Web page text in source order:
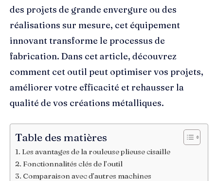
des projets de grande envergure ou des
réalisations sur mesure, cet équipement
innovant transforme le processus de
fabrication. Dans cet article, découvrez
comment cet outil peut optimiser vos projets,
améliorer votre efficacité et rehausser la
qualité de vos créations métalliques.
Table des matières
Les avantages de la rouleuse plieuse cisaille
Fonctionnalités clés de l’outil
Comparaison avec d’autres machines